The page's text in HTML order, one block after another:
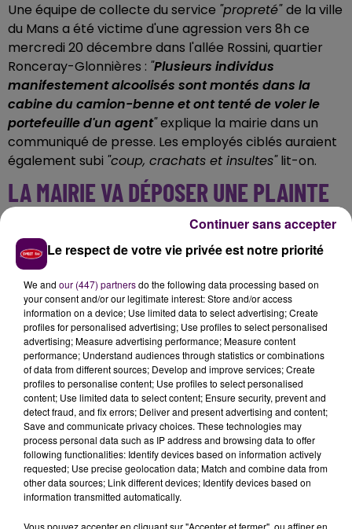
Une équipe de collecte du service "propreté"de la ville
du Mans a été victime d'une agression vers 8h ce
mercredi 20 décembre dans l'allée Rossini, quartier
Ronceray-Glonnières : "Plusieurs individus
manifestement alcoolisés sont montés dans la
cabine du camion-benne et ont tenté de voler le
portefeuille d'un agent"explique la mairie dans un
communiqué de presse. Les employés ciblés auraient
également subi "coup, crachats et insultes"lit-on.
LA MAIRIE VA DÉPOSER UNE PLAINTE
"Je dénonce avec la plus grande fermeté cet acte
intolérable d’agression de nos agents qui effectuent
quotidiennement une mission de service public au
plus près des habitants"réagit le maire, Stéphane Le
Foll, en milieu de matinée, ajoutant que"les agents de
la métropole, de la ville et du Centre communal
d'action sociale doivent être considérés avec le plus
grand respect". L'élu annonce par ailleurs que"la
collectivité déposera plaintepour que les
agresseurs répondent de leurs actes inacceptables
à l'encontre de nos agents".
Le respect de votre vie privée est notre priorité
We and our (447) partnersdo the following data processing based on
your consent and/or our legitimate interest: Store and/or access
information on a device; Use limited data to select advertising; Create
profiles for personalised advertising; Use profiles to select personalised
advertising; Measure advertising performance; Measure content
performance; Understand audiences through statistics or combinations
of data from different sources; Develop and improve services; Create
profiles to personalise content; Use profiles to select personalised
content; Use limited data to select content; Ensure security, prevent and
detect fraud, and fix errors; Deliver and present advertising and content;
Save and communicate privacy choices. These technologies may
process personal data such as IP address and browsing data to offer
following functionalities: Identify devices based on information actively
requested; Use precise geolocation data; Match and combine data from
other data sources; Link different devices; Identify devices based on
information transmitted automatically.
Vous pouvez accepter en cliquant sur "Accepter et fermer", ou affiner en
Continuer sans accepter